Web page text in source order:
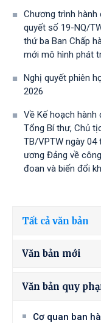
Chương trình hành
quyết số 19-NQ/
thứ ba Ban Chấp
mới mô hình phát
Nghị quyết phiên
2026
Về Kế hoạch
Tổng Bí thư, Chủ
TB/VPTW ngày 04
ương Đảng về
đoan và biến đổi
Tất cả văn bản
Văn bản mới
Văn bản quy
Cơ quan ban